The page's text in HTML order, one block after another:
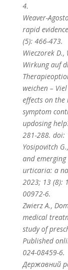
4.
Weaver-
rapid
(5): 466-473.
Wieczorek
Wirkung auf
weichen –
effects on
symptom
updosing
281-288. doi:
Yosipovitch
and
urticaria: a
2023; 13 (8):
00972-6.
Zwierz A.,
medical
study of
Published
024-08459-6.
Державний